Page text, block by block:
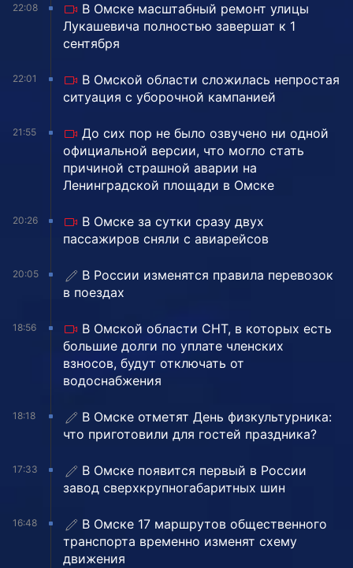
22:08
В Омске масштабный ремонт улицы
Лукашевича полностью завершат к 1
сентября
22:01
В Омской области сложилась непростая
ситуация с уборочной кампанией
21:55
До сих пор не было озвучено ни одной
официальной версии, что могло стать
причиной страшной аварии на
Ленинградской площади в Омске
20:26
В Омске за сутки сразу двух
пассажиров сняли с авиарейсов
20:05
В России изменятся правила перевозок
в поездах
18:56
В Омской области СНТ, в которых есть
большие долги по уплате членских
взносов, будут отключать от
водоснабжения
18:18
В Омске отметят День физкультурника:
что приготовили для гостей праздника?
17:33
В Омске появится первый в России
завод сверхкрупногабаритных шин
16:48
В Омске 17 маршрутов общественного
транспорта временно изменят схему
движения